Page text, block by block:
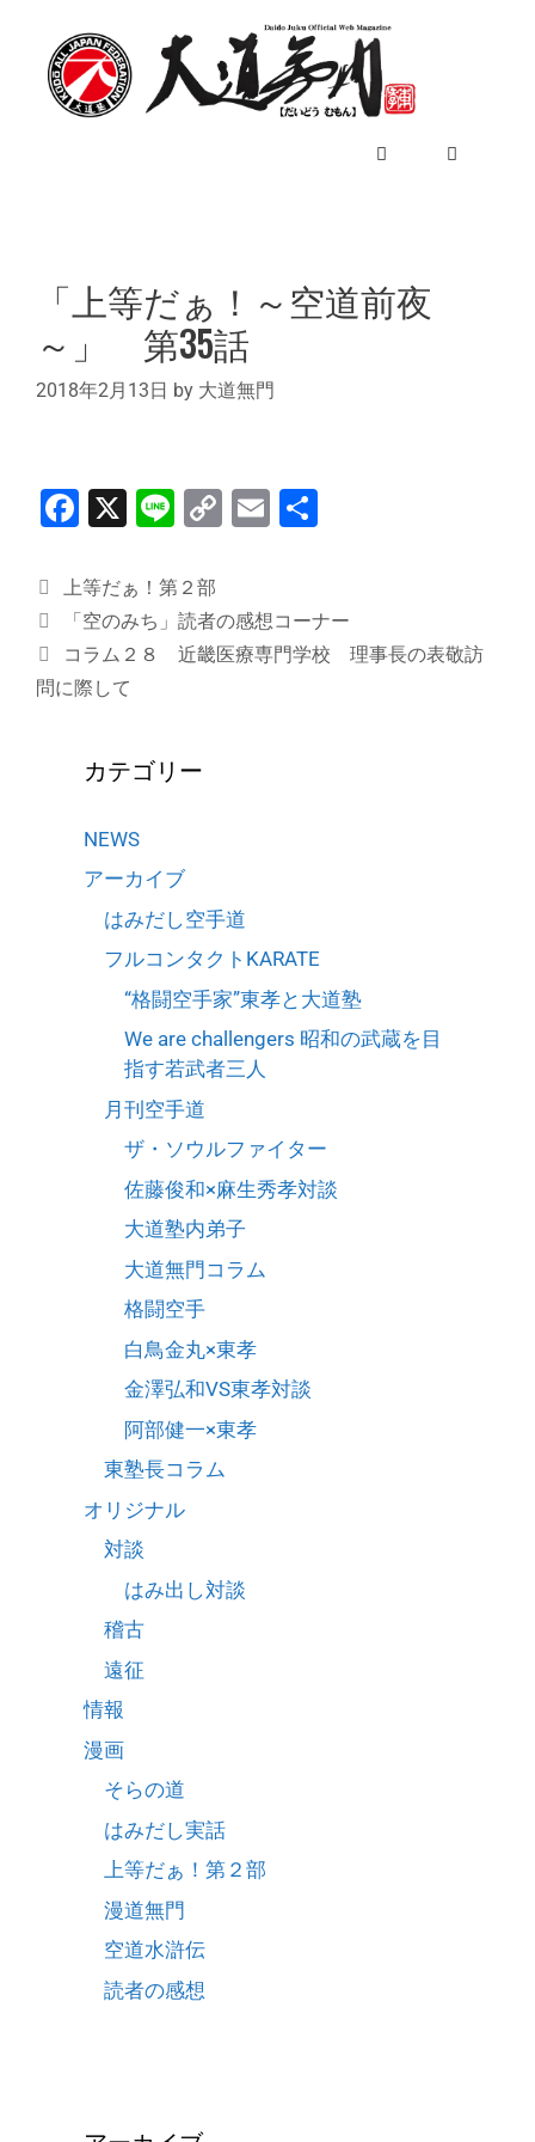
「上等だぁ！～空道前夜
～」 第35話
2018年2月13日 by 大道無門
F
c
e
b
o
k
X
Li
e
C
y
Li
E
l
上等だぁ！第２部
「空のみち」読者の感想コーナー
コラム２８ 近畿医療専門学校 理事長の表敬訪
問に際して
カテゴリー
NEWS
アーカイブ
はみだし空手道
フルコンタクトKARATE
“格闘空手家”東孝と大道塾
We are challengers 昭和の武蔵を目
指す若武者三人
月刊空手道
ザ・ソウルファイター
佐藤俊和×麻生秀孝対談
大道塾内弟子
大道無門コラム
格闘空手
白鳥金丸×東孝
金澤弘和VS東孝対談
阿部健一×東孝
東塾長コラム
オリジナル
対談
はみ出し対談
稽古
遠征
情報
漫画
そらの道
はみだし実話
上等だぁ！第２部
漫道無門
空道水滸伝
読者の感想